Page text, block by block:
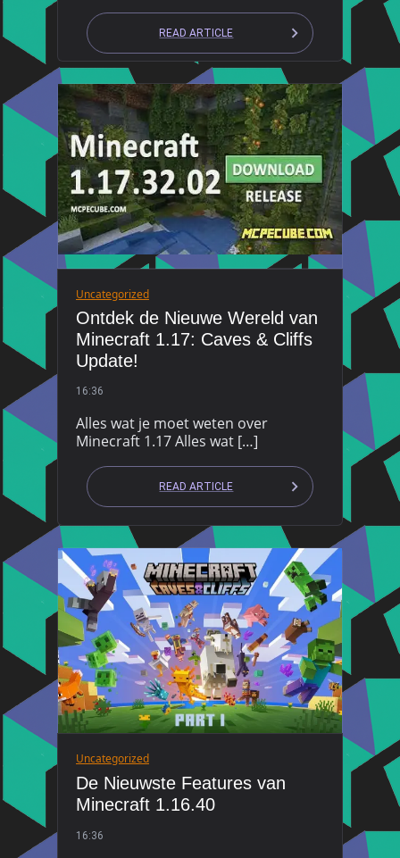
READ ARTICLE
Uncategorized
Ontdek de Nieuwe Wereld van
Minecraft 1.17: Caves & Cliffs
Update!
16:36
Alles wat je moet weten over
Minecraft 1.17 Alles wat […]
READ ARTICLE
Uncategorized
De Nieuwste Features van
Minecraft 1.16.40
16:36